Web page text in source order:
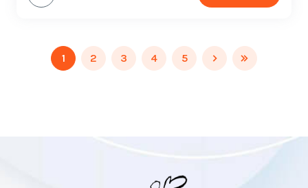
Paginering
Huidige
1
Pagina
2
Pagina
3
Pagina
4
Pagina
5
Volgende
Laatste